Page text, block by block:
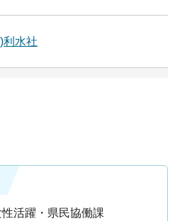
利水社
性活躍・県民協働課